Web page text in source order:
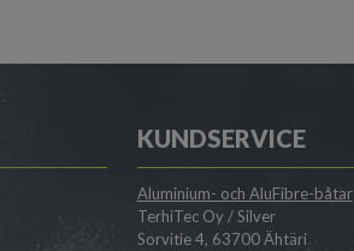
KUNDSERVICE
Aluminium- och AluFibre-båtar
TerhiTec Oy / Silver
Sorvitie 4, 63700 Ähtäri